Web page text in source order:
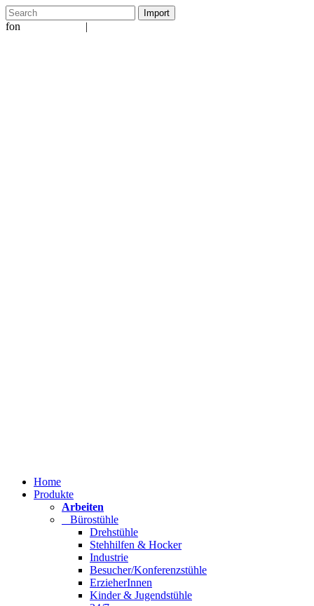
fon |
Home
Produkte
Arbeiten
Bürostühle
Drehstühle
Stehhilfen & Hocker
Industrie
Besucher/Konferenzstühle
ErzieherInnen
Kinder & Jugendstühle